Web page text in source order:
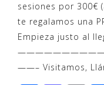
sesiones por 300€
te regalamos una
Empieza justo al
——– Visitamos,